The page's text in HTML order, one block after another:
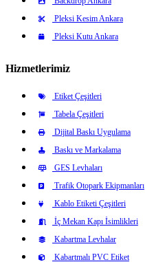
Pleksi Kesim Ankara
Pleksi Kutu Ankara
Hizmetlerimiz
Etiket Çeşitleri
Tabela Çeşitleri
Dijital Baskı Uygulama
Baskı ve Markalama
GES Levhaları
Trafik Otopark Ekipmanları
Kablo Etiketi Çeşitleri
İç Mekan Kapı İsimlikleri
Kabartma Levhalar
Kabartmalı PVC Etiket